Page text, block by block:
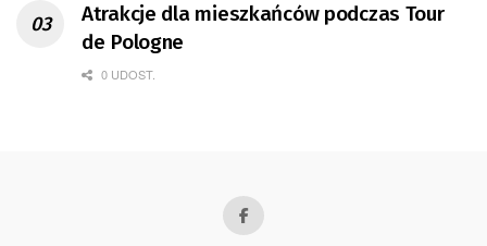
Atrakcje dla mieszkańców podczas Tour
de Pologne
0 UDOST.